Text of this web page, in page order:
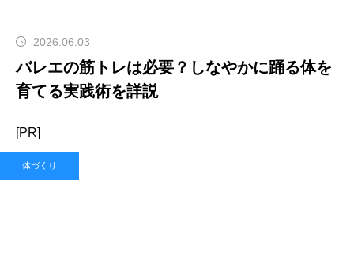
2026.06.03
バレエの筋トレは必要？しなやかに踊る体を
育てる実践術を詳説
[PR]
体づくり